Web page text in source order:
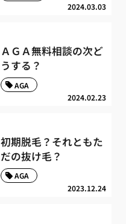
2024.03.03
ＡＧＡ無料相談の次ど
うする？
2024.02.23
AGA
初期脱毛？それともた
だの抜け毛？
2023.12.24
AGA